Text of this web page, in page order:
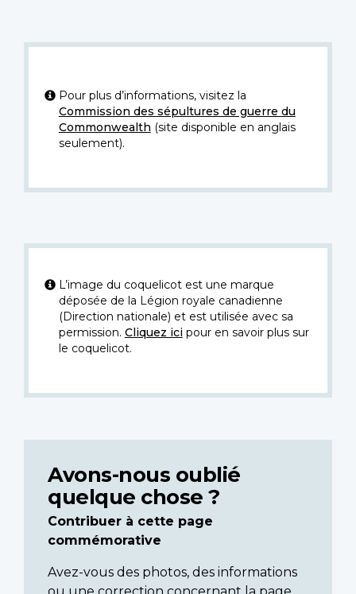
Pour plus d’informations, visitez la
Commission des sépultures de guerre du
Commonwealth (site disponible en anglais
seulement).
L’image du coquelicot est une marque
déposée de la Légion royale canadienne
(Direction nationale) et est utilisée avec sa
permission. Cliquez icipour en savoir plus sur
le coquelicot.
Avons-nous oublié
quelque chose ?
Contribuer à cette page
commémorative
Avez-vous des photos, des informations